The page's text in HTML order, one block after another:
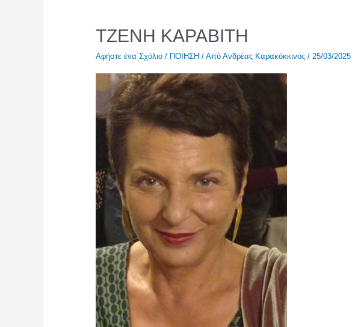
ΤΖΕΝΗ ΚΑΡΑΒΙΤΗ
Αφήστε ένα Σχόλιο / ΠΟΙΗΣΗ/ Από Ανδρέας Καρακόκκινος / 25/03/2025